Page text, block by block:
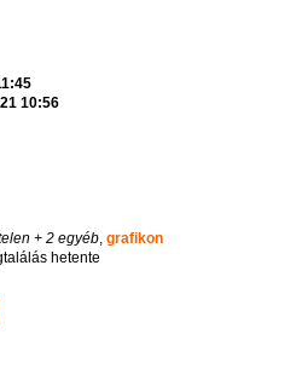
10:56
+ 2 egyéb,grafikon
hetente